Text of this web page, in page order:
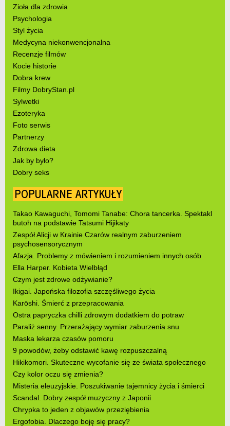
Zioła dla zdrowia
Psychologia
Styl życia
Medycyna niekonwencjonalna
Recenzje filmów
Kocie historie
Dobra krew
Filmy DobryStan.pl
Sylwetki
Ezoteryka
Foto serwis
Partnerzy
Zdrowa dieta
Jak by było?
Dobry seks
POPULARNE ARTYKUŁY
Takao Kawaguchi, Tomomi Tanabe: Chora tancerka. Spektakl
butoh na podstawie Tatsumi Hijikaty
Zespół Alicji w Krainie Czarów realnym zaburzeniem
psychosensorycznym
Afazja. Problemy z mówieniem i rozumieniem innych osób
Ella Harper. Kobieta Wielbłąd
Czym jest zdrowe odżywianie?
Ikigai. Japońska filozofia szczęśliwego życia
Karōshi. Śmierć z przepracowania
Ostra papryczka chilli zdrowym dodatkiem do potraw
Paraliż senny. Przerażający wymiar zaburzenia snu
Maska lekarza czasów pomoru
9 powodów, żeby odstawić kawę rozpuszczalną
Hikikomori. Skuteczne wycofanie się ze świata społecznego
Czy kolor oczu się zmienia?
Misteria eleuzyjskie. Poszukiwanie tajemnicy życia i śmierci
Scandal. Dobry zespół muzyczny z Japonii
Chrypka to jeden z objawów przeziębienia
Ergofobia. Dlaczego boję się pracy?